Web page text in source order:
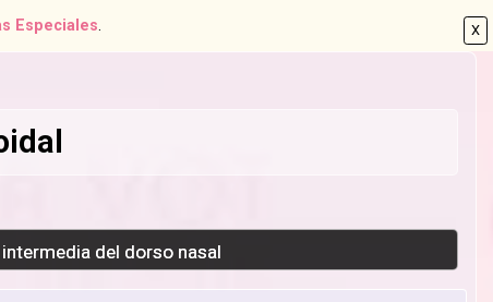
X
Especiales.
del dorso nasal